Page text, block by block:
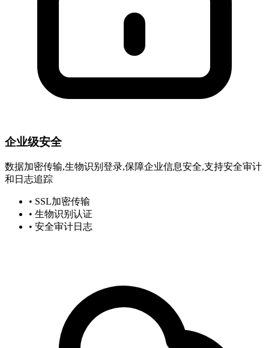
企业级安全
数据加密传输,生物识别登录,保障企业信息安全,支持安全审计
和日志追踪
• SSL加密传输
• 生物识别认证
• 安全审计日志